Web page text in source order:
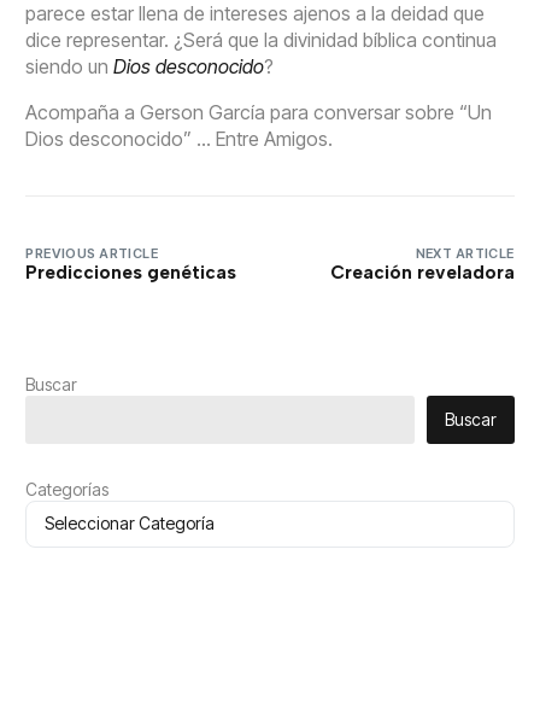
parece estar llena de intereses ajenos a la deidad que
dice representar. ¿Será que la divinidad bíblica continua
siendo unDios desconocido?
Acompaña a Gerson García para conversar sobre “Un
Dios desconocido” … Entre Amigos.
PREVIOUS ARTICLE
Predicciones genéticas
NEXT ARTICLE
Creación reveladora
Buscar
Buscar
Categorías